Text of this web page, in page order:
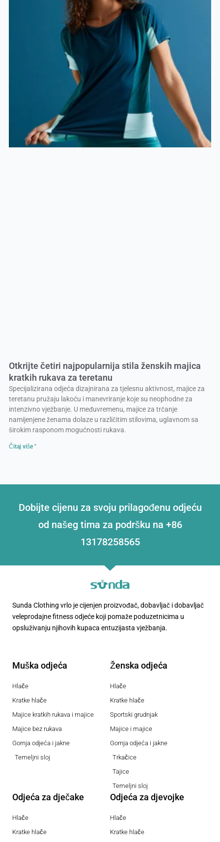
Otkrijte četiri najpopularnija stila ženskih majica
kratkih rukava za teretanu
Specijalizirana odjeća dizajnirana za tjelesnu aktivnost, majice za
teretanu pružaju lakoću i manevriranje koje su neophodne za
intenzivno vježbanje. U međuvremenu, majice za trčanje
namijenjene ženama dolaze u različitim stilovima, uglavnom sa
širokim rasponom mogućnosti rukava.
Čitaj više "
Dobijte cijenu za svoju prilagođenu odjeću
od našeg tima za podršku na +86
13178258565
Sunda Clothing vrlo je cijenjen proizvođač, dobavljač i dobavljač
veleprodajne fitness odjeće koji pomaže poduzetnicima u
opsluživanju njihovih kupaca entuzijasta vježbanja.
Muška odjeća
Hlače
Kratke hlače
Majice kratkih rukava i majice
Majice bez rukava
Gornja odjeća i jakne
Temeljni sloj
Ženska odjeća
Hlače
Kratke hlače
Sportski grudnjak
Majice i majice
Gornja odjeća i jakne
Trkačice
Tajice
Temeljni sloj
Odjeća za dječake
Hlače
Kratke hlače
Odjeća za djevojke
Hlače
Kratke hlače